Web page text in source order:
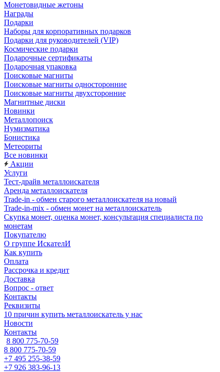
Монетовидные жетоны
Награды
Подарки
Наборы для корпоративных подарков
Подарки для руководителей (VIP)
Космические подарки
Подарочные сертификаты
Подарочная упаковка
Поисковые магниты
Поисковые магниты односторонние
Поисковые магниты двухсторонние
Магнитные диски
Новинки
Металлопоиск
Нумизматика
Бонистика
Метеориты
Все новинки
Акции
Услуги
Тест-драйв металлоискателя
Аренда металлоискателя
Trade-in - обмен старого металлоискателя на новый
Trade-in-mix - обмен монет на металлоискатель
Скупка монет, оценка монет, консультация специалиста по
монетам
Покупателю
О группе ИскателИ
Как купить
Оплата
Рассрочка и кредит
Доставка
Вопрос - ответ
Контакты
Реквизиты
10 причин купить металлоискатель у нас
Новости
Контакты
8 800 775-70-59
8 800 775-70-59
+7 495 255-38-59
+7 926 383-96-13